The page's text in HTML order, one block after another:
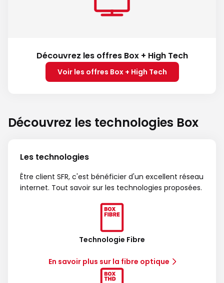
Découvrez les offres Box + High Tech
Voir les offres Box + High Tech
Découvrez les technologies Box
Les technologies
Être client SFR, c'est bénéficier d'un excellent réseau
internet. Tout savoir sur les technologies proposées.
Technologie Fibre
En savoir plus sur la fibre optique